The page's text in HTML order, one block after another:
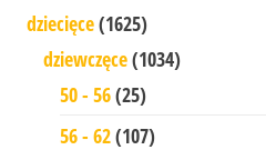
dziecięce(1625)
dziewczęce(1034)
50 - 56(25)
56 - 62(107)